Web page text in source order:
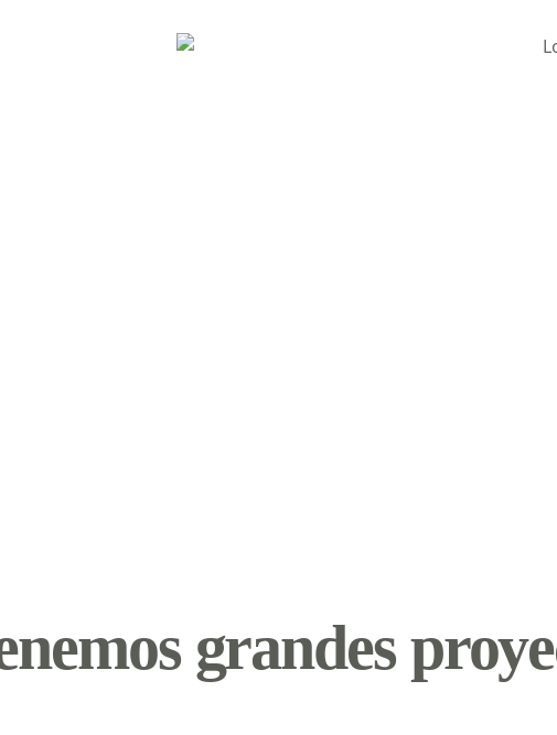
grandes